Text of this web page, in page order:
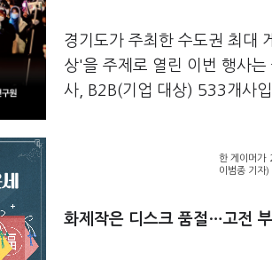
경기도가 주최한 수도권 최대
상'을 주제로 열린 이번 행사
사, B2B(기업 대상) 533개사입
한 게이머가
이범종 기자)
화제작은 디스크 품절…고전